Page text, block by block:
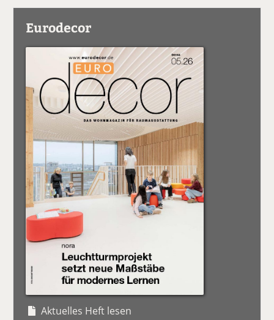
Eurodecor
Aktuelles Heft lesen